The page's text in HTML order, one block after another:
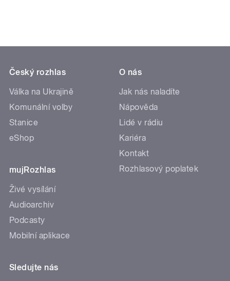
Český rozhlas
Válka na Ukrajině
Komunální volby
Stanice
eShop
mujRozhlas
Živé vysílání
Audioarchiv
Podcasty
Mobilní aplikace
O nás
Jak nás naladíte
Nápověda
Lidé v rádiu
Kariéra
Kontakt
Rozhlasový poplatek
Sledujte nás